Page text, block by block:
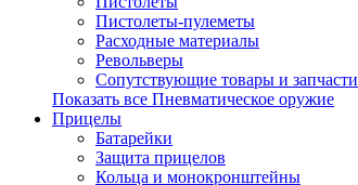
Пистолеты-пулеметы
Расходные материалы
Револьверы
Сопутствующие товары и запчасти
Показать все Пневматическое оружие
Прицелы
Батарейки
Защита прицелов
Кольца и монокронштейны